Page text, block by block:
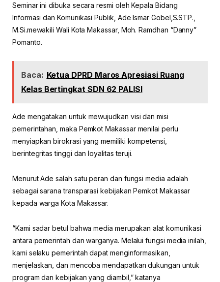
Seminar ini dibuka secara resmi oleh Kepala Bidang
Informasi dan Komunikasi Publik, Ade Ismar Gobel,S.STP.,
M.Si.mewakili Wali Kota Makassar, Moh. Ramdhan “Danny”
Pomanto.
Baca: Ketua DPRD Maros Apresiasi Ruang
Kelas Bertingkat SDN 62 PALISI
Ade mengatakan untuk mewujudkan visi dan misi
pemerintahan, maka Pemkot Makassar menilai perlu
menyiapkan birokrasi yang memiliki kompetensi,
berintegritas tinggi dan loyalitas teruji.
Menurut Ade salah satu peran dan fungsi media adalah
sebagai sarana transparasi kebijakan Pemkot Makassar
kepada warga Kota Makassar.
“Kami sadar betul bahwa media merupakan alat komunikasi
antara pemerintah dan warganya. Melalui fungsi media inilah,
kami selaku pemerintah dapat menginformasikan,
menjelaskan, dan mencoba mendapatkan dukungan untuk
program dan kebijakan yang diambil,” katanya